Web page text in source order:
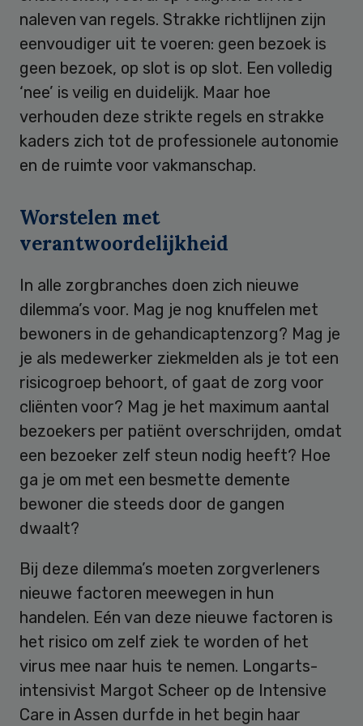
naleven van regels. Strakke richtlijnen zijn
eenvoudiger uit te voeren: geen bezoek is
geen bezoek, op slot is op slot. Een volledig
‘nee’ is veilig en duidelijk. Maar hoe
verhouden deze strikte regels en strakke
kaders zich tot de professionele autonomie
en de ruimte voor vakmanschap.
Worstelen met
verantwoordelijkheid
In alle zorgbranches doen zich nieuwe
dilemma’s voor. Mag je nog knuffelen met
bewoners in de gehandicaptenzorg? Mag je
je als medewerker ziekmelden als je tot een
risicogroep behoort, of gaat de zorg voor
cliënten voor? Mag je het maximum aantal
bezoekers per patiënt overschrijden, omdat
een bezoeker zelf steun nodig heeft? Hoe
ga je om met een besmette demente
bewoner die steeds door de gangen
dwaalt?
Bij deze dilemma’s moeten zorgverleners
nieuwe factoren meewegen in hun
handelen. Eén van deze nieuwe factoren is
het risico om zelf ziek te worden of het
virus mee naar huis te nemen. Longarts-
intensivist Margot Scheer op de Intensive
Care in Assen durfde in het begin haar